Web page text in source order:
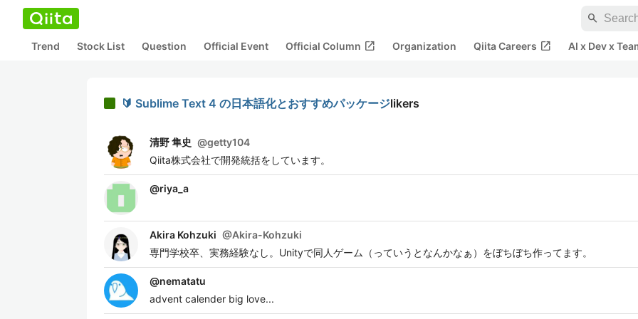
search
Trend Stock List Question Official Event Official Column open_in_new Organization Qiita Careers open_in_new AI x Dev x
🔰 Sublime Text 4 の日本語化とおすすめパッケージlikers
清野 隼史 @getty104
Qiita株式会社で開発統括をしています。
@riya_a
Akira Kohzuki @Akira-Kohzuki
専門学校卒、実務経験なし。Unityで同人ゲーム（っていうとなんかなぁ）をぼちぼち作ってます。
@nematatu
advent calender big love...